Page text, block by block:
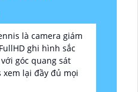
là camera giám
ghi hình sắc
góc quang sát
xem lại đầy đủ mọi